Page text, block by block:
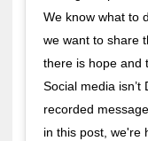
We know what to
we want to share
there is hope and
Social media isn’t
recorded
in this post, we're